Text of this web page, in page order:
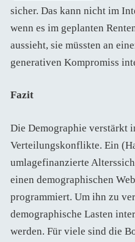
sicher. Das kann nicht im
wenn es im geplanten
aussieht, sie müssten an
generativen Kompromiss
Fazit
Die Demographie verstärkt
Verteilungskonflikte. Ein
umlagefinanzierte
einen demographischen
programmiert. Um ihn zu
demographische Lasten
werden. Für viele sind die